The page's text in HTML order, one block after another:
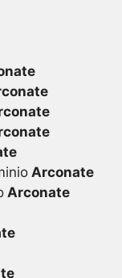
Arconate
Arconate